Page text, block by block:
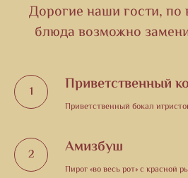
Дорогие наши гости, по
блюда возможно
Приветственный
Приветственный бокал
Амизбуш
Пирог «во весь рот» с красной